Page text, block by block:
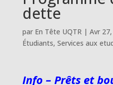
dette
par En Tête UQTR| Avr
Étudiants, Services aux
Info – Prêts et